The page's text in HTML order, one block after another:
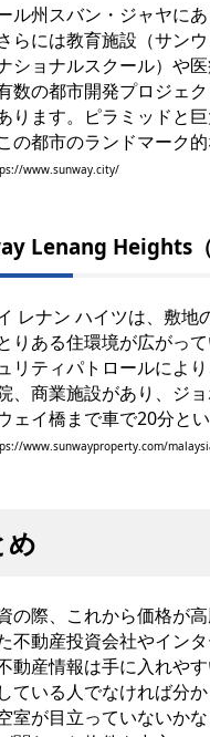
ル州スバン・ジャヤに
らには教育施設（サン
ショナルスクール）や
数の都市開発プロジェ
ります。ピラミッドと
の都市のランドマーク的
www.sunway.city/
Lenang Heights（
レナン ハイツは、敷地
りある住環境が広がっ
リティパトロールによ
、商業施設があり、ジ
ェイ橋まで車で20分と
www.sunwayproperty.com/
め
の際、これから価格が
不動産投資会社やイン
動産情報は手に入れや
ている人でなければ分
室が目立っていないか